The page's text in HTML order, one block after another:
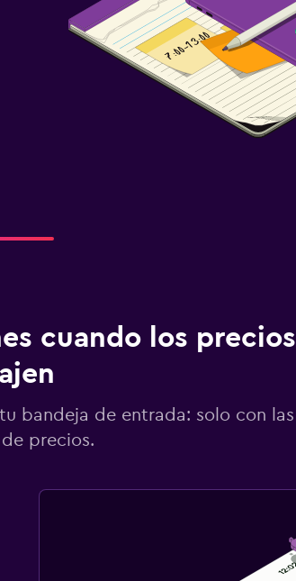
cuando los precios
bandeja de entrada: solo con las
precios.